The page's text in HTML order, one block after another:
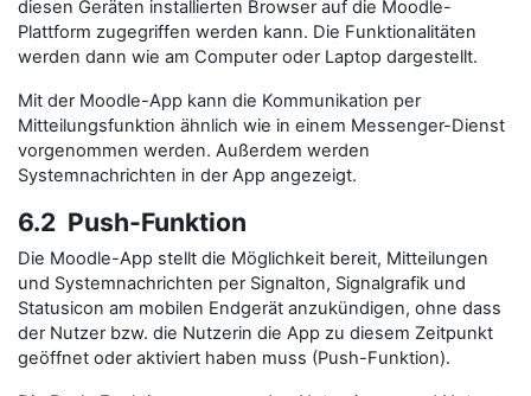
diesen Geräten installierten Browser auf die Moodle-
Plattform zugegriffen werden kann. Die Funktionalitäten
werden dann wie am Computer oder Laptop dargestellt.
Mit der Moodle-App kann die Kommunikation per
Mitteilungsfunktion ähnlich wie in einem Messenger-Dienst
vorgenommen werden. Außerdem werden
Systemnachrichten in der App angezeigt.
6.2 Push-Funktion
Die Moodle-App stellt die Möglichkeit bereit, Mitteilungen
und Systemnachrichten per Signalton, Signalgrafik und
Statusicon am mobilen Endgerät anzukündigen, ohne dass
der Nutzer bzw. die Nutzerin die App zu diesem Zeitpunkt
geöffnet oder aktiviert haben muss (Push-Funktion).